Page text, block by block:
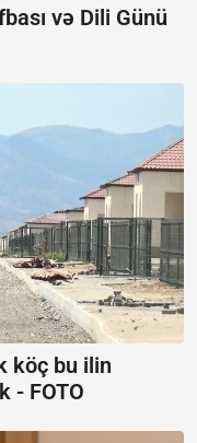
və Dili Günü
köç bu ilin
- FOTO